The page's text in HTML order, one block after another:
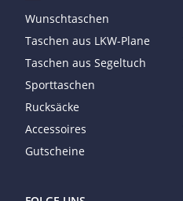
Wunschtaschen
Taschen aus LKW-Plane
Taschen aus Segeltuch
Sporttaschen
Rucksäcke
Accessoires
Gutscheine